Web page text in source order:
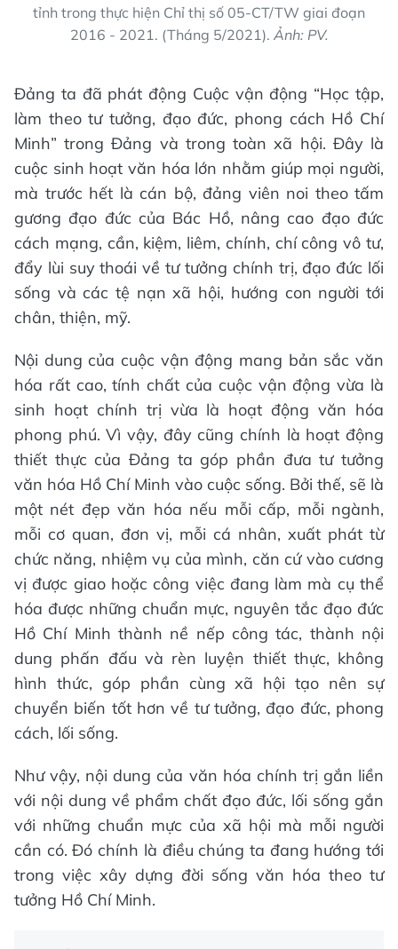
tỉnh trong thực hiện Chỉ thị số 05-CT/TW giai đoạn
2016 - 2021. (Tháng 5/2021). Ảnh: PV.
Đảng ta đã phát động Cuộc vận động “Học tập,
làm theo tư tưởng, đạo đức, phong cách Hồ Chí
Minh” trong Đảng và trong toàn xã hội. Đây là
cuộc sinh hoạt văn hóa lớn nhằm giúp mọi người,
mà trước hết là cán bộ, đảng viên noi theo tấm
gương đạo đức của Bác Hồ, nâng cao đạo đức
cách mạng, cần, kiệm, liêm, chính, chí công vô tư,
đẩy lùi suy thoái về tư tưởng chính trị, đạo đức lối
sống và các tệ nạn xã hội, hướng con người tới
chân, thiện, mỹ.
Nội dung của cuộc vận động mang bản sắc văn
hóa rất cao, tính chất của cuộc vận động vừa là
sinh hoạt chính trị vừa là hoạt động văn hóa
phong phú. Vì vậy, đây cũng chính là hoạt động
thiết thực của Đảng ta góp phần đưa tư tưởng
văn hóa Hồ Chí Minh vào cuộc sống. Bởi thế, sẽ là
một nét đẹp văn hóa nếu mỗi cấp, mỗi ngành,
mỗi cơ quan, đơn vị, mỗi cá nhân, xuất phát từ
chức năng, nhiệm vụ của mình, căn cứ vào cương
vị được giao hoặc công việc đang làm mà cụ thể
hóa được những chuẩn mực, nguyên tắc đạo đức
Hồ Chí Minh thành nề nếp công tác, thành nội
dung phấn đấu và rèn luyện thiết thực, không
hình thức, góp phần cùng xã hội tạo nên sự
chuyển biến tốt hơn về tư tưởng, đạo đức, phong
cách, lối sống.
Như vậy, nội dung của văn hóa chính trị gắn liền
với nội dung về phẩm chất đạo đức, lối sống gắn
với những chuẩn mực của xã hội mà mỗi người
cần có. Đó chính là điều chúng ta đang hướng tới
trong việc xây dựng đời sống văn hóa theo tư
tưởng Hồ Chí Minh.